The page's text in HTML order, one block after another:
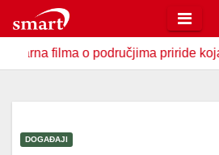
to
contento područjima priride koja
DOGAĐAJI